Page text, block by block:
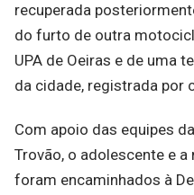
recuperada
do furto de outra
UPA de Oeiras e de uma
da cidade, registrada por
Com apoio das equipes
Trovão, o adolescente e
foram encaminhados à